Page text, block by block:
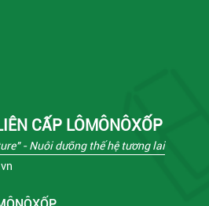
CẤP LÔMÔNÔXỐP
- Nuôi dưỡng thế hệ tương lai